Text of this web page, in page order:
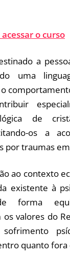
o curso
a
uma
o
de
os a
por traumas
ao contexto
existente à
forma
valores do
quanto fora